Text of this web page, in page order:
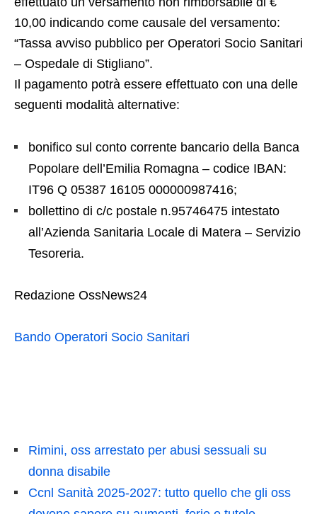
10,00 indicando come causale del versamento:
“Tassa avviso pubblico per Operatori Socio Sanitari
– Ospedale di Stigliano”.
Il pagamento potrà essere effettuato con una delle
seguenti modalità alternative:
bonifico sul conto corrente bancario della Banca
Popolare dell’Emilia Romagna – codice IBAN:
IT96 Q 05387 16105 000000987416;
bollettino di c/c postale n.95746475 intestato
all’Azienda Sanitaria Locale di Matera – Servizio
Tesoreria.
Redazione OssNews24
Bando Operatori Socio Sanitari
Rimini, oss arrestato per abusi sessuali su
donna disabile
Ccnl Sanità 2025-2027: tutto quello che gli oss